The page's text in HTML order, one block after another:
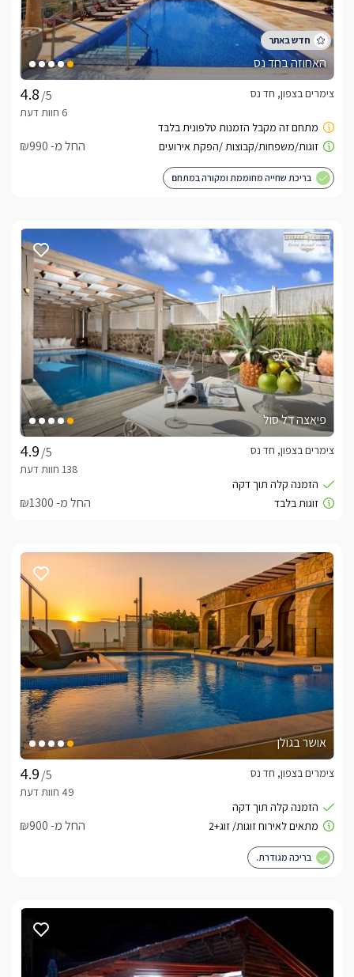
בתוספת תשלום ותיאום מראש אפשרות להוספת עיסוי מקצועי
בתיאום מול המארחת- ניתן להתפנק בטיפול אנרגטי משולב וייעוץ
אסטרולוגי (שעה וחצי) לאורחי ״אניצ׳ה״ בתוספת תשלום של 200
ביתיות, מטבלים המשתנים בהתאם לעונות, קנקן מיץ טבעי ולקינוח
*כיבודי הבית: בקבוק יין איכותי, עוגת הבית, שוקולדים, עוגיות, מקרר
תה וקפה וגינת צמחי תבלין לתה ועוד הרבה הפתעות!
חשוב לדעת
*בסופ"ש ישנה הגבה למינימום 2 לילות* אזור שקט ללא אזעקות 5
*ניתן לארח משפחות בתיאום מראש מול בעלת המתחם בתוספת
בודדים (הבריכה משותפת)
לידיעתכם, הפרטים המוצגים באתר: התפוסה המחירים והמבצעים
מעודכנים ומאומתים. תוכלו לבדוק ולבצע הזמנה באהבה רבה ♥
לפרטים נוספים או שאלות אנחנו פה לשירותכם
בברכה, מימי -052-9172703
לצפייה באטרקציות ומסעדות בקרבת אניצ'ה -לחצו
כאן
האחוזה בחד נס
/5
צימרים בצפון, חד נס
החל מ- ₪990
בריכת שחייה מחוממת ומקורה במתחם
פיאצה דל סול
/5
צימרים בצפון, חד נס
החל מ- ₪1300
אושר בגולן
/5
צימרים בצפון, חד נס
החל מ- ₪900
בריכה מגודרת.